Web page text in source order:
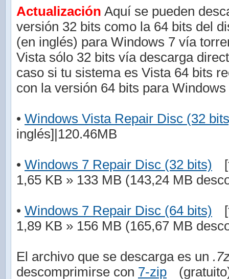
Actualización Aquí se pueden
versión 32 bits como la 64 bits del
(en inglés) para Windows 7 vía
Vista sólo 32 bits vía descarga
caso si tu sistema es Vista 64 bits
con la versión 64 bits para Windows
• Windows Vista Repair Disc (32
inglés]|120.46MB
• Windows 7 Repair Disc (32 bits)
1,65 KB » 133 MB (143,24 MB
• Windows 7 Repair Disc (64 bits)
1,89 KB » 156 MB (165,67 MB
El archivo que se descarga es un
descomprimirse con 7-zip